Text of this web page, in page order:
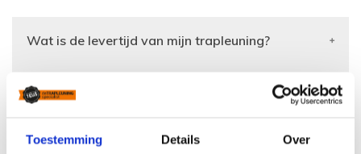
Toestemming Details Over
Wat is de levertijd van mijn trapleuning?
Hoe kan ik mijn trapleuning opmeten?
Hoe makkelijk is de montage van de trapleuning?